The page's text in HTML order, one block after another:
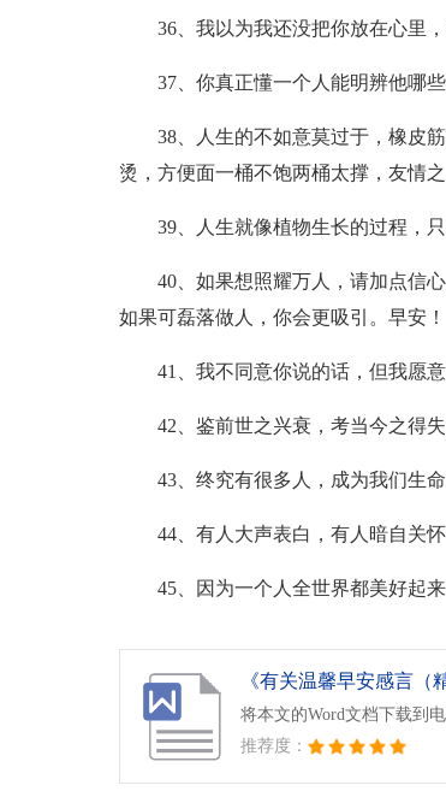
36、我以为我还没把你放在心里
37、你真正懂一个人能明辨他哪
38、人生的不如意莫过于，橡皮
烫，方便面一桶不饱两桶太撑，友情
39、人生就像植物生长的过程，
40、如果想照耀万人，请加点信
如果可磊落做人，你会更吸引。早安！
41、我不同意你说的话，但我愿
42、鉴前世之兴衰，考当今之得失
43、终究有很多人，成为我们生
44、有人大声表白，有人暗自关
45、因为一个人全世界都美好起
《有关温馨早安感言（
将本文的Word文档下载到
推荐度：